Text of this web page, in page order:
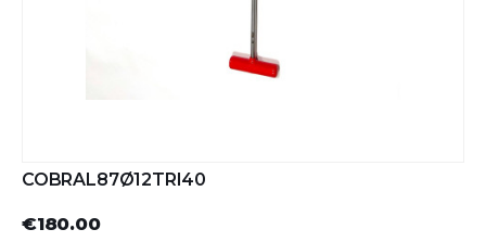
COBRAL87Ø12TRI40
€180.00